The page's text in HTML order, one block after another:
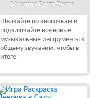
Машина Раста Джам
Щелкайте по кнопочкам и
подключайте всё новые
музыкальные инструменты к
общему звучанию, чтобы в
итоге